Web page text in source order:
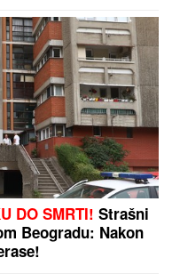
u domu! (FOTO)
DO SMRTI! Strašni
Beogradu: Nakon